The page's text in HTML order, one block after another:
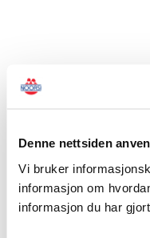
Denne nettsiden
Vi bruker
informasjon om
informasjon du har